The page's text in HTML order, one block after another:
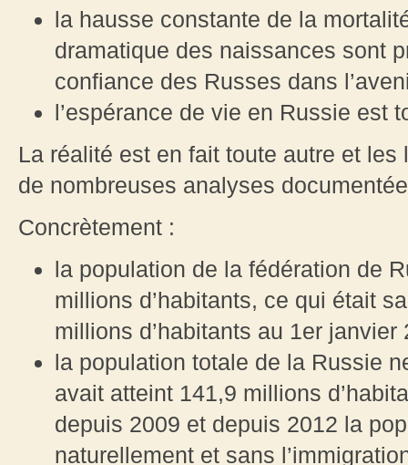
la hausse constante de la
dramatique des naissances sont
confiance des Russes dans
l’espérance de vie en Russie est
La réalité est en fait toute autre et
de nombreuses analyses
Concrètement :
la population de la fédération de
millions d’habitants, ce qui était
millions d’habitants au 1er janvier
la population totale de la Russie
avait atteint 141,9 millions
depuis 2009 et depuis 2012 la
naturellement et sans